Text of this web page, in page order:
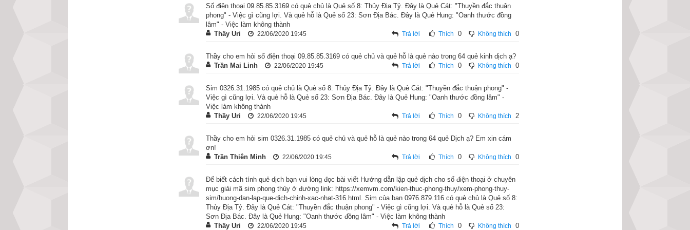
2. Quẻ Thủy Địa Tỷ tốt hay xấu?
Số điện thoại 09.85.85.3169 có quẻ chủ là Quẻ số 8: Thủy Địa Tỷ. Đây là Quẻ Cát: "Thuyền đắc thuận
phong" - Việc gì cũng lợi. Và quẻ hỗ là Quẻ số 23: Sơn Địa Bác. Đây là Quẻ Hung: "Oanh thước đồng
lâm" - Việc làm không thành
Thầy Uri
Trả lời Thích 0 Không thích 0
22/06/2020 19:45
Thầy cho em hỏi số điện thoại 09.85.85.3169 có quẻ chủ và quẻ hỗ là quẻ nào trong 64 quẻ kinh dịch ạ?
Trần Mai Linh
Trả lời Thích 0 Không thích 0
22/06/2020 19:45
Sim 0326.31.1985 có quẻ chủ là Quẻ số 8: Thủy Địa Tỷ. Đây là Quẻ Cát: "Thuyền đắc thuận phong" -
Việc gì cũng lợi. Và quẻ hỗ là Quẻ số 23: Sơn Địa Bác. Đây là Quẻ Hung: "Oanh thước đồng lâm" -
Việc làm không thành
Thầy Uri
Trả lời Thích 0 Không thích 2
22/06/2020 19:45
Thầy cho em hỏi sim 0326.31.1985 có quẻ chủ và quẻ hỗ là quẻ nào trong 64 quẻ Dịch ạ? Em xin cám
ơn!
Trần Thiên Minh
Trả lời Thích 0 Không thích 0
22/06/2020 19:45
Để biết cách tính quẻ dịch bạn vui lòng đọc bài viết Hướng dẫn lập quẻ dịch cho số điện thoại ở chuyên
mục giải mã sim phong thủy ở đường link: https://xemvm.com/kien-thuc-phong-thuy/xem-phong-thuy-
sim/huong-dan-lap-que-dich-chinh-xac-nhat-316.html. Sim của bạn 0976.879.116 có quẻ chủ là Quẻ số 8:
Thủy Địa Tỷ. Đây là Quẻ Cát: "Thuyền đắc thuận phong" - Việc gì cũng lợi. Và quẻ hỗ là Quẻ số 23:
Sơn Địa Bác. Đây là Quẻ Hung: "Oanh thước đồng lâm" - Việc làm không thành
Thầy Uri
Trả lời Thích 0 Không thích 0
22/06/2020 19:45